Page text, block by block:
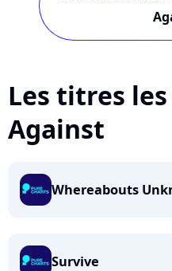
Les titres les
Against
Whereabouts
Survive